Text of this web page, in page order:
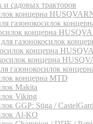
и садовых тракторов
концерна
газонокосилок
концерна
газонокосилок
концерна
концерна
газонокосилок
концерна MTD
Makita
Viking
GGP: Stiga /
Al-KO